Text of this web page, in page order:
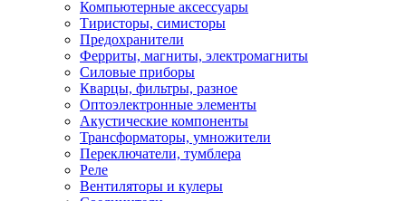
Компьютерные аксессуары
Тиристоры, симисторы
Предохранители
Ферриты, магниты, электромагниты
Силовые приборы
Кварцы, фильтры, разное
Оптоэлектронные элементы
Акустические компоненты
Трансформаторы, умножители
Переключатели, тумблера
Реле
Вентиляторы и кулеры